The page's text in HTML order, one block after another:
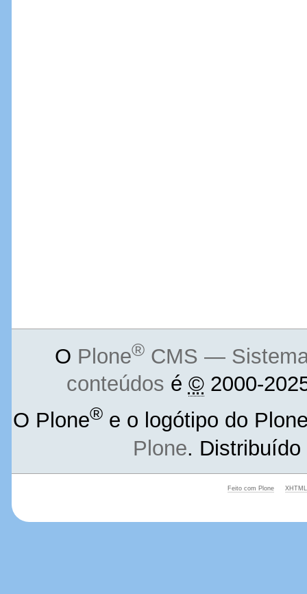
O Plone®CMS — Sistema
conteúdos é ©2000-
O Plone® e o logótipo do
Plone.
Feito com Plone